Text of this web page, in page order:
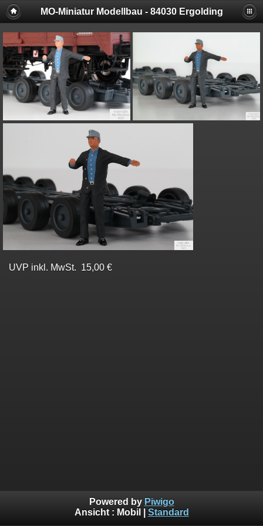
MO-Miniatur Modellbau - 84030 Ergolding
UVP inkl. MwSt. 15,00 €
Powered by Piwigo
Ansicht : Mobil Standard